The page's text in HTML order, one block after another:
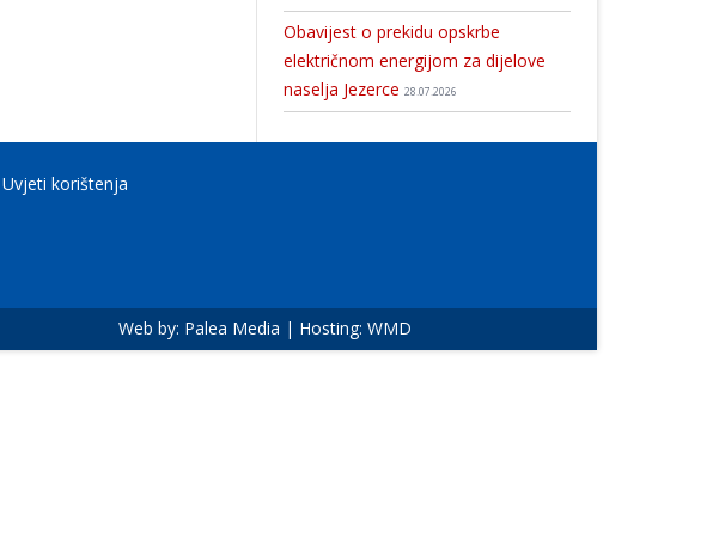
Obavijest o prekidu opskrbe
električnom energijom za dijelove
naselja Jezerce 28.07.2026
Uvjeti korištenja
Web by: Palea Media | Hosting: WMD